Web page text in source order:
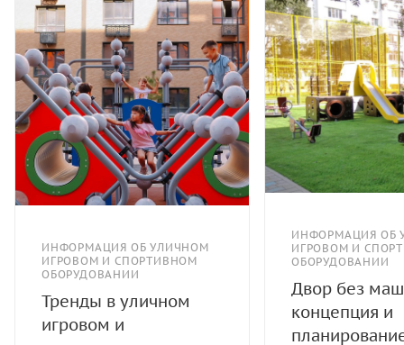
ИНФОРМАЦИЯ ОБ УЛИЧНОМ
ИГРОВОМ И СПОРТИВНОМ
ОБОРУДОВАНИИ
Тренды в уличном
игровом и
ИНФОРМАЦИЯ ОБ
ИГРОВОМ И
ОБОРУДОВАНИИ
Двор без
концепция и